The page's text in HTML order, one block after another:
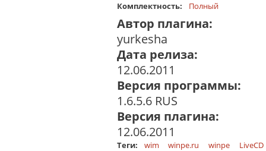
Комплектность:
Полный
Автор плагина:
yurkesha
Дата релиза:
12.06.2011
Версия программы:
1.6.5.6 RUS
Версия плагина:
12.06.2011
Теги: wim winpe.ru winpe LiveCD